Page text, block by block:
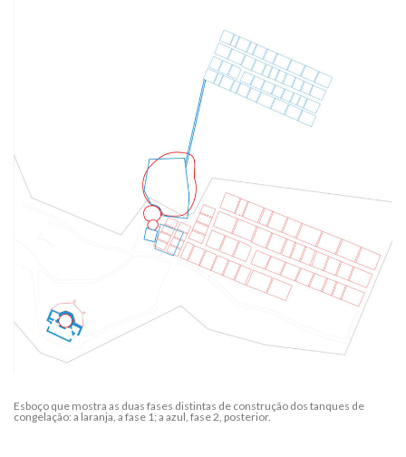
Esboço que mostra as duas fases distintas de construção dos tanques de
congelação: a laranja, a fase 1; a azul, fase 2, posterior.